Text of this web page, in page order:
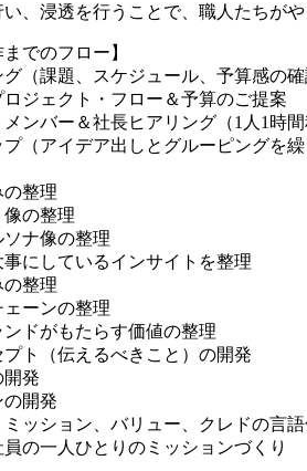
、浸透を行うことで、職人たちが
でのフロー】
（課題、スケジュール、予算感の確
ロジェクト・フロー＆予算のご提案
ンバー＆社長ヒアリング（1人1時間
プ（アイデア出しとグルーピングを
の整理
像の整理
ソナ像の整理
事にしているインサイトを整理
の整理
ェーンの整理
ンドがもたらす価値の整理
プト（伝えるべきこと）の開発
開発
の開発
ミッション、バリュー、クレドの言
員の一人ひとりのミッションづくり